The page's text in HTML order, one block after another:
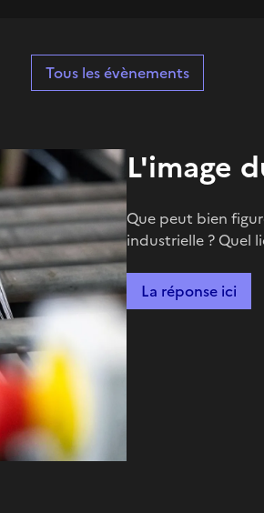
Tous les évènements
L'image
Que peut bien
industrielle ? Quel
La réponse ici